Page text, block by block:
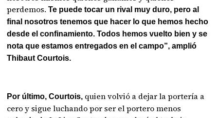
perdemos.Te puede tocar un rival muy duro, pero al
final nosotros tenemos que hacer lo que hemos hecho
desde el confinamiento. Todos hemos vuelto bien y se
nota que estamos entregados en el campo”, amplió
Thibaut Courtois.
Por último, Courtois, quien volvió a dejar la portería a
cero y sigue luchando por ser el portero menos